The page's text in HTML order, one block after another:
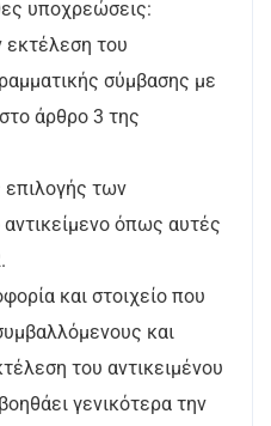
υποχρεώσεις:
εκτέλεση του
σύμβασης με
άρθρο 3 της
επιλογής των
όπως αυτές
και στοιχείο που
και
του αντικειμένου
γενικότερα την